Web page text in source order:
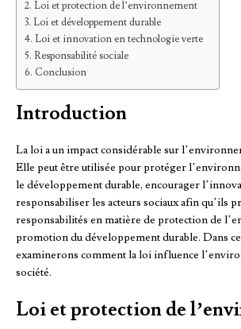
Loi et protection de l’environnement
Loi et développement durable
Loi et innovation en technologie verte
Responsabilité sociale
Conclusion
Introduction
La loi a un impact considérable sur
Elle peut être utilisée pour protéger
le développement durable, encourager
responsabiliser les acteurs sociaux afin qu’ils
responsabilités en matière de protection de
promotion du développement durable. Dans
examinerons comment la loi influence
société.
Loi et protection de